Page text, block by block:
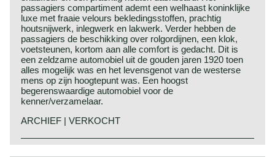
passagiers compartiment ademt een welhaast koninklijke
luxe met fraaie velours bekledingsstoffen, prachtig
houtsnijwerk, inlegwerk en lakwerk. Verder hebben de
passagiers de beschikking over rolgordijnen, een klok,
voetsteunen, kortom aan alle comfort is gedacht. Dit is
een zeldzame automobiel uit de gouden jaren 1920 toen
alles mogelijk was en het levensgenot van de westerse
mens op zijn hoogtepunt was. Een hoogst
begerenswaardige automobiel voor de
kenner/verzamelaar.
ARCHIEF | VERKOCHT
Technische gegevens